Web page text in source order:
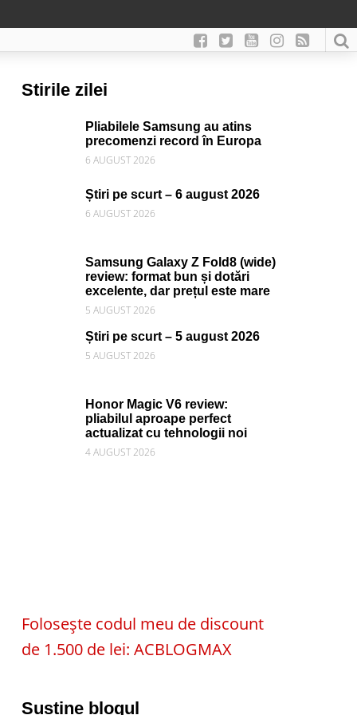
Stirile zilei
Pliabilele Samsung au atins
precomenzi record în Europa
6 AUGUST 2026
Știri pe scurt – 6 august 2026
6 AUGUST 2026
Samsung Galaxy Z Fold8 (wide)
review: format bun și dotări
excelente, dar prețul este mare
5 AUGUST 2026
Știri pe scurt – 5 august 2026
5 AUGUST 2026
Honor Magic V6 review:
pliabilul aproape perfect
actualizat cu tehnologii noi
4 AUGUST 2026
Folosește codul meu de discount
de 1.500 de lei: ACBLOGMAX
Susține blogul